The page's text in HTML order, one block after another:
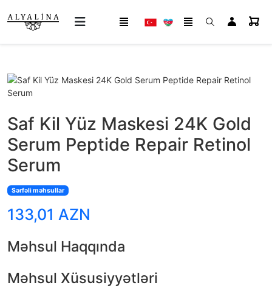
Saf Kil Yüz Maskesi 24K Gold
Serum Peptide Repair Retinol
Serum
Sərfəli məhsullar
133,01 AZN
Məhsul Haqqında
Məhsul Xüsusiyyətləri